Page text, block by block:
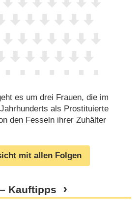
es um drei Frauen, die im
als Prostituierte
den Fesseln ihrer Zuhälter
mit allen Folgen
Kauftipps